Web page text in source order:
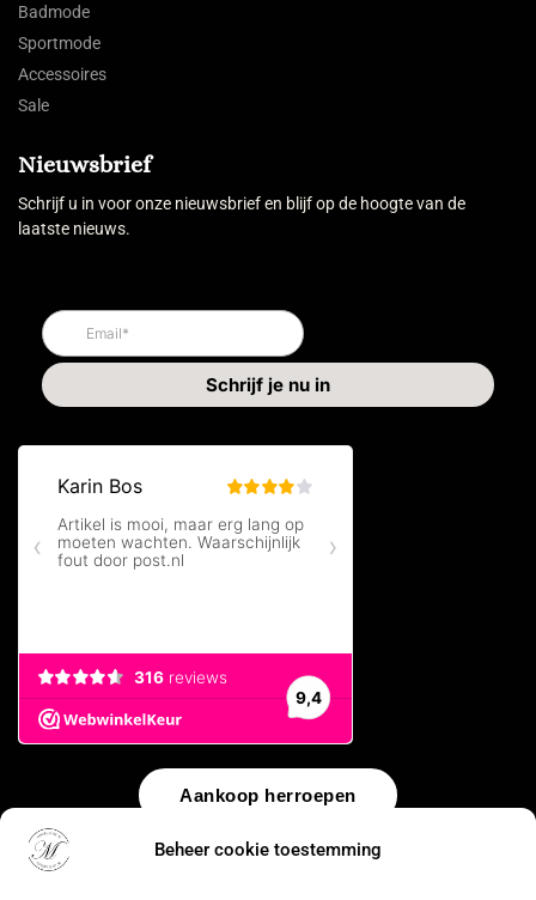
Beheer cookie toestemming
Badmode
Sportmode
Accessoires
Sale
Nieuwsbrief
Schrijf u in voor onze nieuwsbrief en blijf op de hoogte van de
laatste nieuws.
Aankoop herroepen
© 2026 by WebUnlimited–Algemene voorwaarden